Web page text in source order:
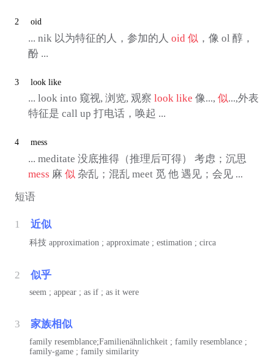
2 oid
... nik 以为特征的人，参加的人 oid 似 ，像 ol 醇，
酚 ...
3 look like
... look into 窥视, 浏览, 观察 look like 像..., 似...,外表
特征是 call up 打电话，唤起 ...
4 mess
... meditate 没底推得（推理后可得） 考虑；沉思
mess 麻 似杂乱；混乱 meet 觅 他 遇见；会见 ...
短语
1 近似
科技 approximation ; approximate ; estimation ; circa
2 似乎
seem ; appear ; as if ; as it were
3 家族相似
family resemblance;Familienähnlichkeit ; family resemblance ;
family-game ; family similarity